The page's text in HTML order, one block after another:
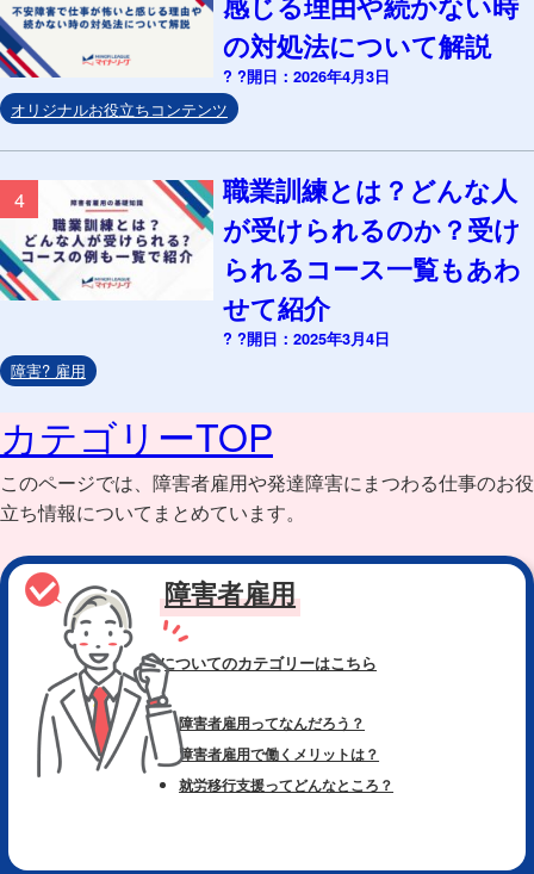
の対処法について解説
? ?開日：2026年4月3日
オリジナルお役立ちコンテンツ
4
職業訓練とは？どんな人
が受けられるのか？受け
られるコース一覧もあわ
せて紹介
? ?開日：2025年3月4日
障害? 雇用
カテゴリーTOP
このページでは、障害者雇用や発達障害にまつわる仕事のお役
立ち情報についてまとめています。
障害者雇用
についてのカテゴリーはこちら
障害者雇用ってなんだろう？
障害者雇用で働くメリットは？
就労移行支援ってどんなところ？